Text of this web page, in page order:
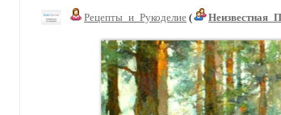
Рецепты_и_Рукоделие (